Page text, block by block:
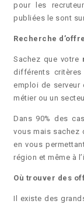
pour les
publiées le sont
Recherche
Sachez que votre
différents
emploi de serveur
métier ou un
Dans 90% des
vous mais sachez
en vous
région et même à
Où trouver des
Il existe des